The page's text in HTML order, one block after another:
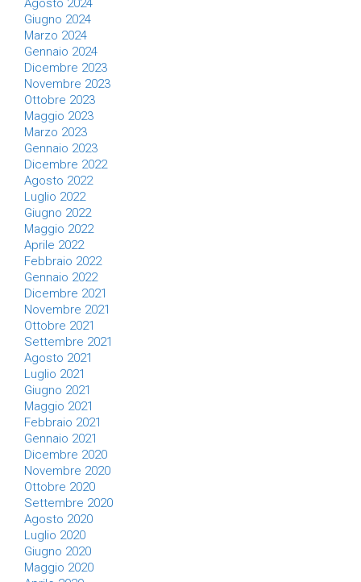
Giugno 2024
Marzo 2024
Gennaio 2024
Dicembre 2023
Novembre 2023
Ottobre 2023
Maggio 2023
Marzo 2023
Gennaio 2023
Dicembre 2022
Agosto 2022
Luglio 2022
Giugno 2022
Maggio 2022
Aprile 2022
Febbraio 2022
Gennaio 2022
Dicembre 2021
Novembre 2021
Ottobre 2021
Settembre 2021
Agosto 2021
Luglio 2021
Giugno 2021
Maggio 2021
Febbraio 2021
Gennaio 2021
Dicembre 2020
Novembre 2020
Ottobre 2020
Settembre 2020
Agosto 2020
Luglio 2020
Giugno 2020
Maggio 2020